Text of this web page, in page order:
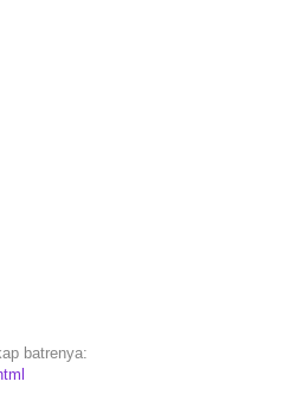
batrenya: